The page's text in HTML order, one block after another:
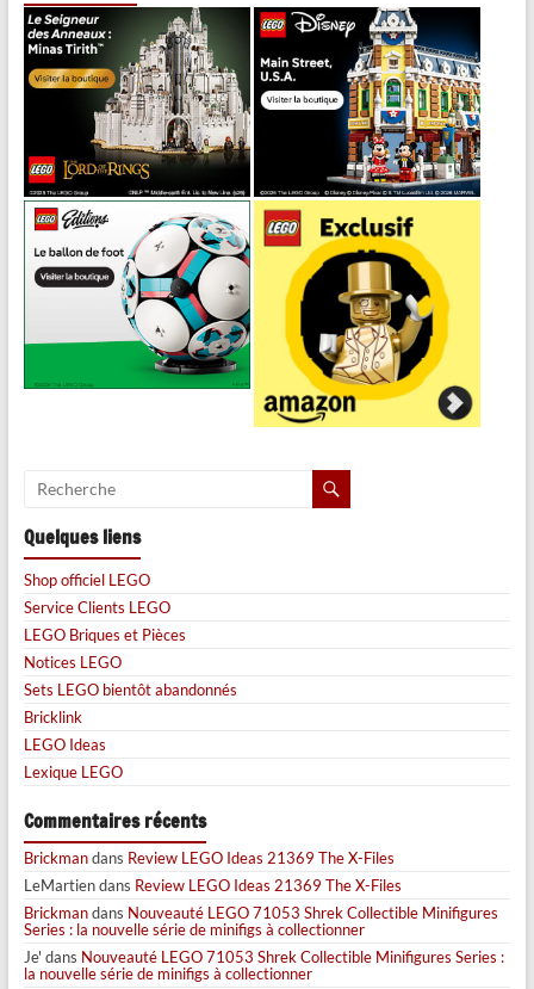
Quelques liens
Shop officiel LEGO
Service Clients LEGO
LEGO Briques et Pièces
Notices LEGO
Sets LEGO bientôt abandonnés
Bricklink
LEGO Ideas
Lexique LEGO
Commentaires récents
Brickmandans Review LEGO Ideas 21369 The X-Files
LeMartiendans Review LEGO Ideas 21369 The X-Files
Brickmandans Nouveauté LEGO 71053 Shrek Collectible Minifigures
Series : la nouvelle série de minifigs à collectionner
Je' dans Nouveauté LEGO 71053 Shrek Collectible Minifigures Series :
la nouvelle série de minifigs à collectionner